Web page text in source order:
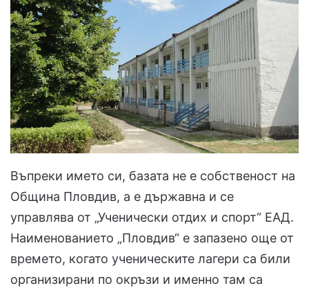
Въпреки името си, базата не е собственост на
Община Пловдив, а е държавна и се
управлява от „Ученически отдих и спорт“ ЕАД.
Наименованието „Пловдив“ е запазено още от
времето, когато ученическите лагери са били
организирани по окръзи и именно там са